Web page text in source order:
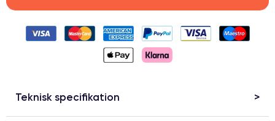
Teknisk specifikation